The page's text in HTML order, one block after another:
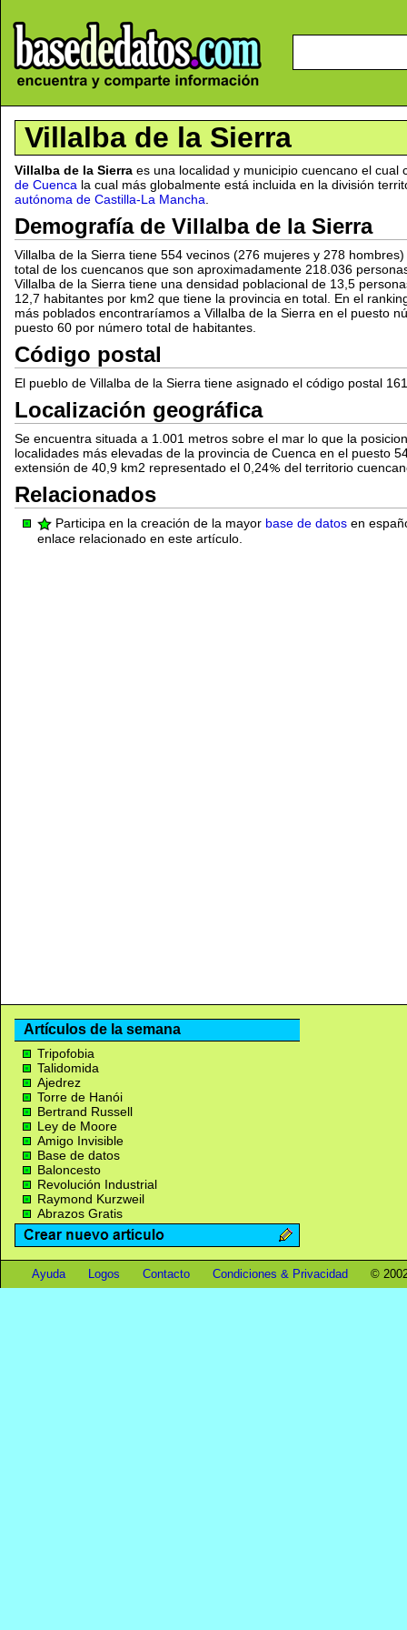
Villalba de la Sierra
Villalba de la Sierra es una localidad y municipio cuencano el cual
de Cuenca la cual más globalmente está incluida en la división
autónoma de Castilla-La Mancha
Demografía de Villalba de la Sierra
Villalba de la Sierra tiene 554 vecinos (276 mujeres y 278
total de los cuencanos que son aproximadamente 218.036
Villalba de la Sierra tiene una densidad poblacional de 13,5
12,7 habitantes por km2 que tiene la provincia en total. En el
más poblados encontraríamos a Villalba de la Sierra en el puesto
puesto 60 por número total de habitantes.
Código postal
El pueblo de Villalba de la Sierra tiene asignado el código postal
Localización geográfica
Se encuentra situada a 1.001 metros sobre el mar lo que la
localidades más elevadas de la provincia de Cuenca en el puesto
extensión de 40,9 km2 representado el 0,24
del territorio
Relacionados
Participa en la creación de la mayor base de datos en
enlace relacionado en este artículo.
Artículos de la semana
Tripofobia
Talidomida
Ajedrez
Torre de Hanói
Bertrand Russell
Ley de Moore
Amigo Invisible
Base de datos
Baloncesto
Revolución Industrial
Raymond Kurzweil
Abrazos Gratis
Ayuda Logos Contacto Condiciones & Privacidad ©